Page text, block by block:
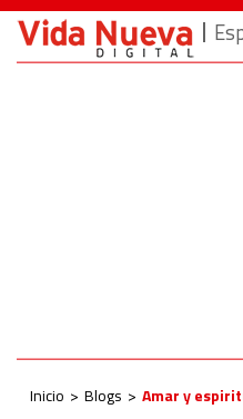
Inicio Blogs Amar y